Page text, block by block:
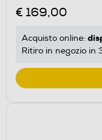
€ 169,00
Acquisto online:
Ritiro in negozio in